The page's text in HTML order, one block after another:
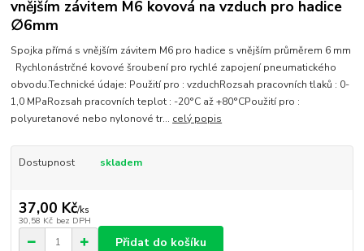
vnějším závitem M6 kovová na vzduch pro hadice
∅6mm
Spojka přímá s vnějším závitem M6 pro hadice s vnějším průměrem 6 mm
Rychlonástrčné kovové šroubení pro rychlé zapojení pneumatického
obvodu.Technické údaje: Použití pro : vzduchRozsah pracovních tlaků : 0-
1,0 MPaRozsah pracovních teplot : -20°C až +80°CPoužití pro :
polyuretanové nebo nylonové tr... celý popis
Dostupnost skladem
37,00 Kč/ks
30,58 Kč bez DPH
Přidat do košíku